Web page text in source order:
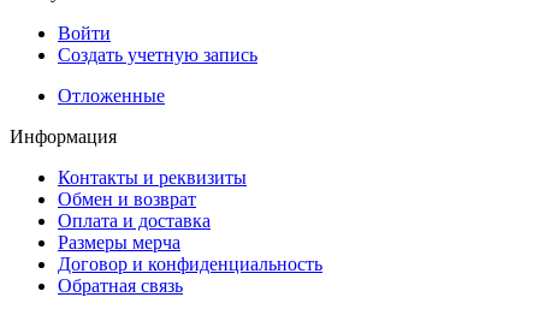
Войти
Создать учетную запись
Отложенные
Информация
Контакты и реквизиты
Обмен и возврат
Оплата и доставка
Размеры мерча
Договор и конфиденциальность
Обратная связь